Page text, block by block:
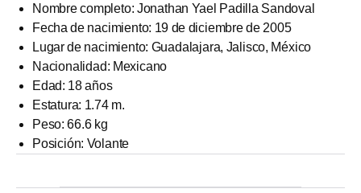
Nombre completo: Jonathan Yael Padilla Sandoval
Fecha de nacimiento: 19 de diciembre de 2005
Lugar de nacimiento: Guadalajara, Jalisco, México
Nacionalidad: Mexicano
Edad: 18 años
Estatura: 1.74 m.
Peso: 66.6 kg
Posición: Volante